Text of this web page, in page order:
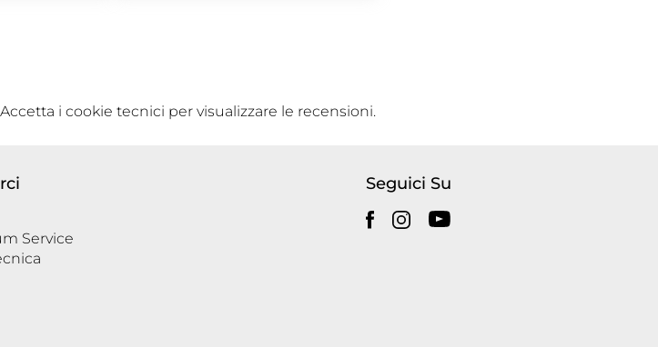
i cookie tecnici per visualizzare le recensioni.
Service
Seguici Su